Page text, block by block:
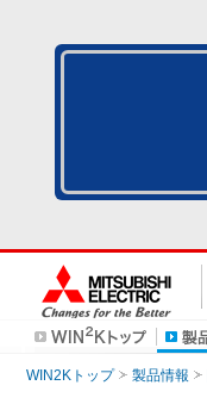
WIN2Kトップ 製品情報